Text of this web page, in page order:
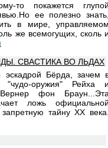
то покажется
ее полезно
в мире,
же всемогущих, сколь
СВАСТИКА ВО ЛЬДАХ
эскадрой Бёрда, зачем
"чудо-оружия" Рейха
Вернер фон
ложь
тайну XX